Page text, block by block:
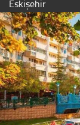
Eskişehir